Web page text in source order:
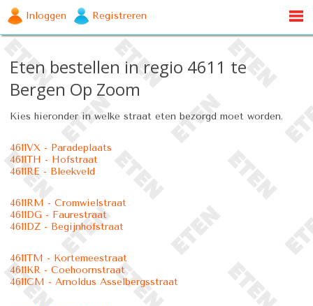
Inloggen Registreren
Eten bestellen in regio 4611 te
Bergen Op Zoom
Kies hieronder in welke straat eten bezorgd moet worden.
4611VX - Paradeplaats
4611TH - Hofstraat
4611RE - Bleekveld
4611RM - Cromwielstraat
4611DG - Faurestraat
4611DZ - Begijnhofstraat
4611TM - Kortemeestraat
4611KR - Coehoornstraat
4611CM - Arnoldus Asselbergsstraat